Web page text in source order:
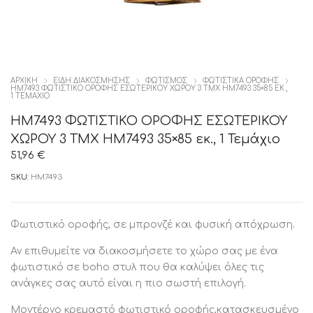
ΑΡΧΙΚΉ ΕΙΔΗ ΔΙΑΚΟΣΜΗΣΗΣ ΦΩΤΙΣΜΟΣ
ΦΩΤΙΣΤΙΚΑ ΟΡΟΦΗΣ
HM7493 ΦΩΤΙΣΤΙΚΟ ΟΡΟΦΗΣ ΕΣΩΤΕΡΙΚΟΥ ΧΩΡΟΥ 3 ΤΜΧ HM7493 35×85 ΕΚ.,
1 ΤΕΜΆΧΙΟ
HM7493 ΦΩΤΙΣΤΙΚΟ ΟΡΟΦΗΣ ΕΣΩΤΕΡΙΚΟΥ
ΧΩΡΟΥ 3 ΤΜΧ HM7493 35×85 εκ., 1 Τεμάχιο
51,96 €
SKU: HM7493
Φωτιστικό οροφής, σε μπρονζέ και φυσική απόχρωση.
Αν επιθυμείτε να διακοσμήσετε το χώρο σας με ένα
φωτιστικό σε boho στυλ που θα καλύψει όλες τις
ανάγκες σας αυτό είναι η πιο σωστή επιλογή.
Μοντέρνο κρεμαστό φωτιστικό οροφής,κατασκευσμένο